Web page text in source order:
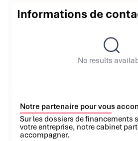
Informations de
No results
Notre partenaire pour vous
Sur les dossiers de financements
votre entreprise, notre cabinet
accompagner.